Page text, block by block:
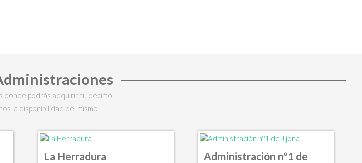
donde podrás adquirir tu décimo
la disponibilidad del mismo
La Herradura
Administración nº1 de